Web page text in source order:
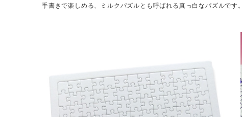
手書きで楽しめる、ミルクパズルとも呼ばれる真っ白なパズルです